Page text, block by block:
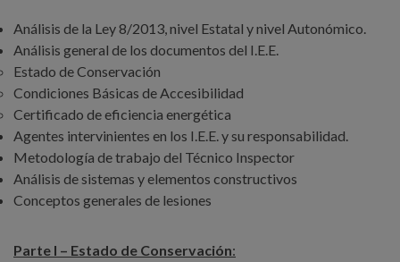
Análisis de la Ley 8/2013, nivel Estatal y nivel Autonómico.
Análisis general de los documentos del I.E.E.
Estado de Conservación
Condiciones Básicas de Accesibilidad
Certificado de eficiencia energética
Agentes intervinientes en los I.E.E. y su responsabilidad.
Metodología de trabajo del Técnico Inspector
Análisis de sistemas y elementos constructivos
Conceptos generales de lesiones
Parte I – Estado de Conservación: